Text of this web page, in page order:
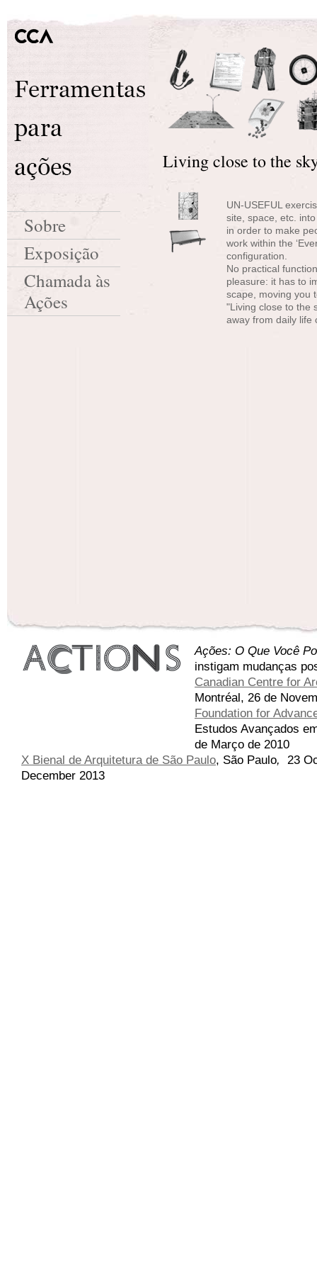
Living close to the
UN-USEFUL
site, space, etc.
in order to make
work within the
configuration.
No practical
pleasure: it has to
scape, moving you
"Living close to the
away from daily life
Sobre
Exposição
Chamada às
Ações
Ações: O Que Você
instigam mudanças
Canadian Centre for
Montréal, 26 de
Foundation for
Estudos Avançados
de Março de 2010
X Bienal de Arquitetura de São Paulo, São Paulo,
23
December 2013